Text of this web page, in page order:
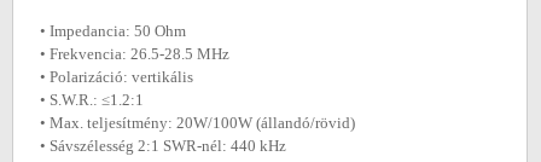
• Impedancia: 50 Ohm
• Frekvencia: 26.5-28.5 MHz
• Polarizáció: vertikális
• S.W.R.: ≤1.2:1
• Max. teljesítmény: 20W/100W (állandó/rövid)
• Sávszélesség 2:1 SWR-nél: 440 kHz